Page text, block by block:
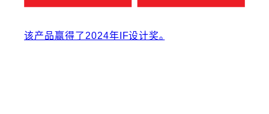
该产品赢得了2024年IF设计奖。